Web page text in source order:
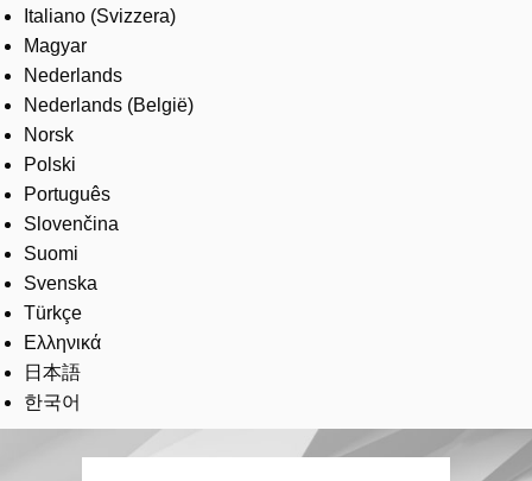
Italiano (Svizzera)
Magyar
Nederlands
Nederlands (België)
Norsk
Polski
Português
Slovenčina
Suomi
Svenska
Türkçe
Ελληνικά
日本語
한국어